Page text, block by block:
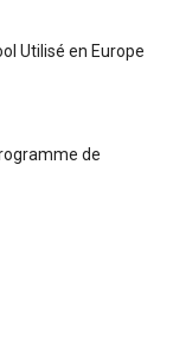
Utilisé en Europe
de